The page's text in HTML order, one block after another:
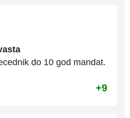
do 10 god mandat.
+9